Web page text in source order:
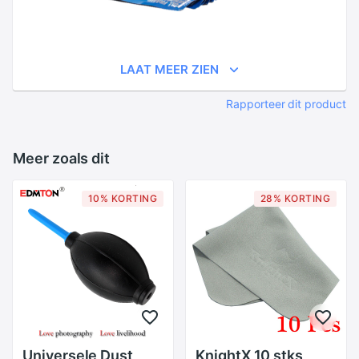
LAAT MEER ZIEN
Rapporteer dit product
Meer zoals dit
10% KORTING
Universele Dust
28% KORTING
KnightX 10 stks